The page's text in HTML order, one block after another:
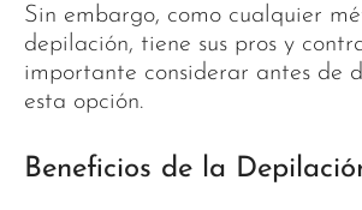
Sin embargo, como cualquier
depilación, tiene sus pros y
importante considerar antes de
esta opción.
Beneficios de la